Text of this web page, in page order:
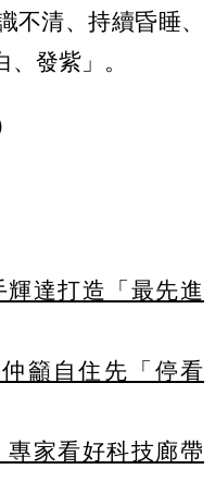
不清、持續昏睡、
發紫」。
達打造「最先進
籲自住先「停看
家看好科技廊帶